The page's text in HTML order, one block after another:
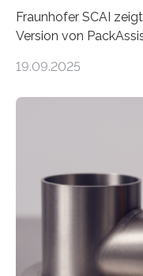
Fraunhofer SCAI
Version von
Automobil,
Teile als eine Einheit
der Benutzer
über die
besser in spezifische
einzubinden. Sankt
vom 23. bis 25.
19.09.2025